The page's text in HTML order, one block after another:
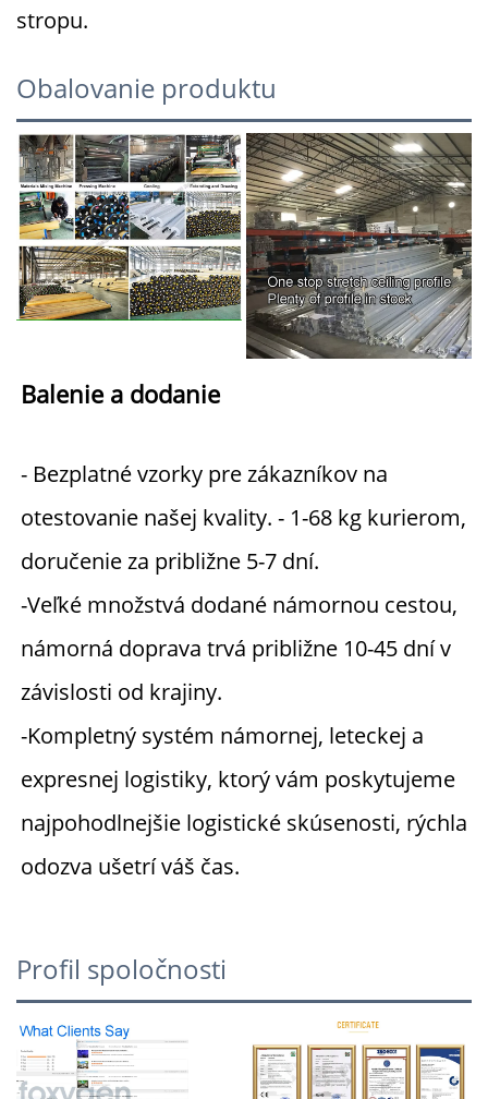
stropu.
Obalovanie produktu
Balenie a dodanie
- Bezplatné vzorky pre zákazníkov na
otestovanie našej kvality. - 1-68 kg kurierom,
doručenie za približne 5-7 dní.
-Veľké množstvá dodané námornou cestou,
námorná doprava trvá približne 10-45 dní v
závislosti od krajiny.
-Kompletný systém námornej, leteckej a
expresnej logistiky, ktorý vám poskytujeme
najpohodlnejšie logistické skúsenosti, rýchla
odozva ušetrí váš čas.
Profil spoločnosti